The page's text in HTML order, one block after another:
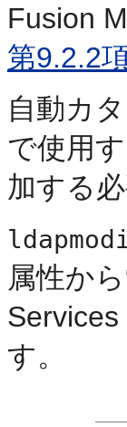
Fusion
第9.2.2
自動カ
で使用
加する
属性か
す。